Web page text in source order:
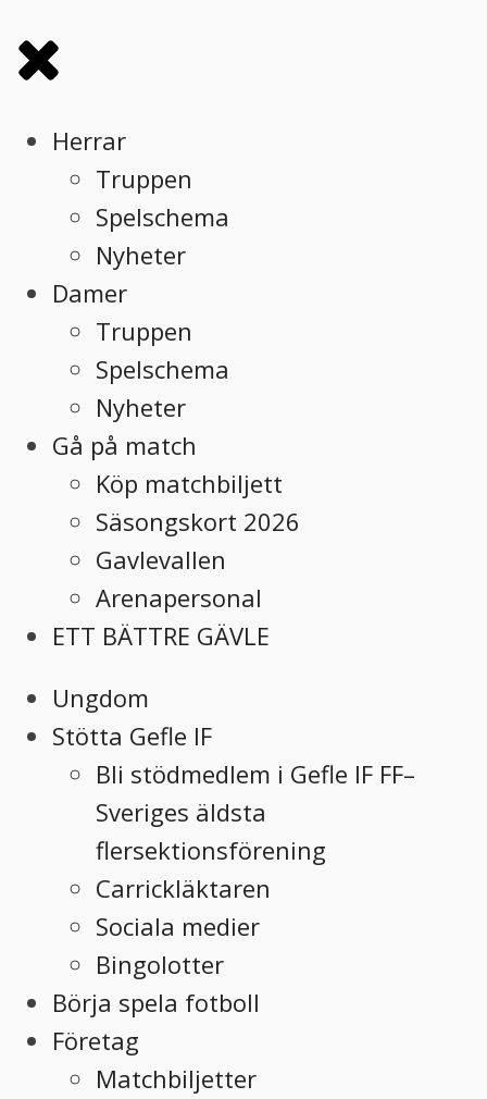
Herrar
Truppen
Spelschema
Nyheter
Damer
Truppen
Spelschema
Nyheter
Gå på match
Köp matchbiljett
Säsongskort 2026
Gavlevallen
Arenapersonal
ETT BÄTTRE GÄVLE
Ungdom
Stötta Gefle IF
Bli stödmedlem i Gefle IF FF–
Sveriges äldsta
flersektionsförening
Carrickläktaren
Sociala medier
Bingolotter
Börja spela fotboll
Företag
Matchbiljetter